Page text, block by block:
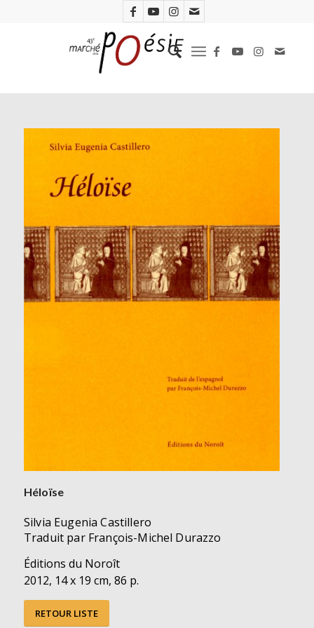
Héloïse
Silvia Eugenia Castillero
Traduit par François-Michel Durazzo
Éditions du Noroît
2012, 14 x 19 cm, 86 p.
RETOUR LISTE